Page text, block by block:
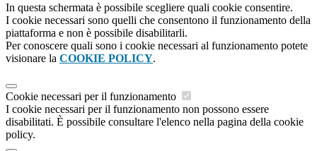
In questa schermata è possibile scegliere quali cookie consentire.
I cookie necessari sono quelli che consentono il funzionamento della
piattaforma e non è possibile disabilitarli.
Per conoscere quali sono i cookie necessari al funzionamento potete
visionare la COOKIE POLICY.
Cookie necessari per il funzionamento
I cookie necessari per il funzionamento non possono essere
disabilitati. È possibile consultare l'elenco nella pagina della cookie
policy.